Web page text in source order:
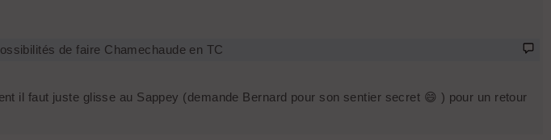
de faire Chamechaude en TC
il faut juste glisse au Sappey (demande Bernard pour son sentier secret 😄 ) pour un retour